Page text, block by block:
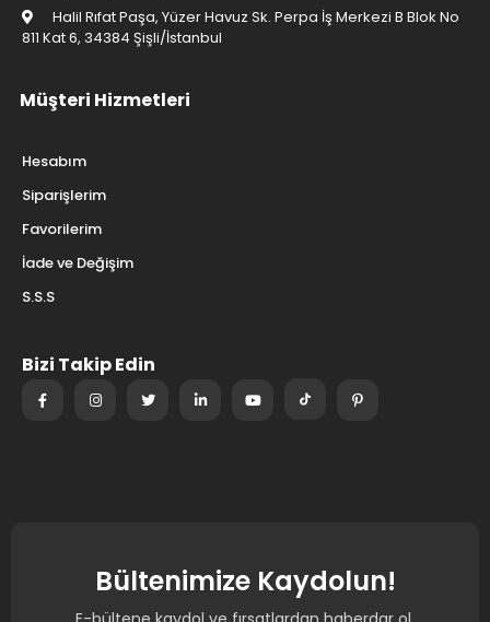
Halil Rıfat Paşa, Yüzer Havuz Sk. Perpa İş Merkezi B Blok No
811 Kat 6, 34384 Şişli/İstanbul
Müşteri Hizmetleri
Hesabım
Siparişlerim
Favorilerim
İade ve Değişim
S.S.S
Bizi Takip Edin
Bültenimize Kaydolun!